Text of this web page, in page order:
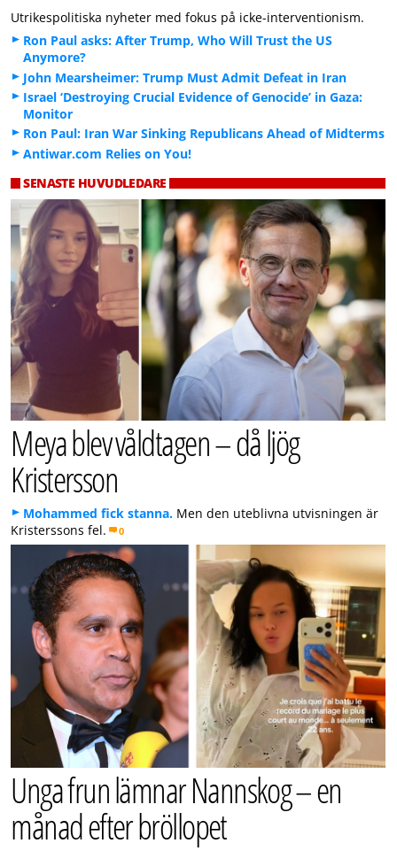
Utrikespolitiska nyheter med fokus på icke-interventionism.
Ron Paul asks: After Trump, Who Will Trust the US
Anymore?
John Mearsheimer: Trump Must Admit Defeat in Iran
Israel ‘Destroying Crucial Evidence of Genocide’ in Gaza:
Monitor
Ron Paul: Iran War Sinking Republicans Ahead of Midterms
Antiwar.com Relies on You!
SENASTE HUVUDLEDARE
Meya blev våldtagen – då ljög
Kristersson
Mohammed fick stanna. Men den uteblivna utvisningen är
Kristerssons fel.
0
Unga frun lämnar Nannskog – en
månad efter bröllopet